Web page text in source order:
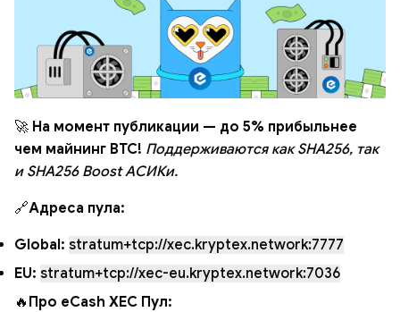
🚀 На момент публикации — до 5% прибыльнее
чем майнинг BTC! Поддерживаются как SHA256, так
и SHA256 Boost АСИКи.
🔗Адреса пула:
Global: stratum+tcp://xec.kryptex.network:7777
EU: stratum+tcp://xec-eu.kryptex.network:7036
🔥 Про eCash XEC Пул: